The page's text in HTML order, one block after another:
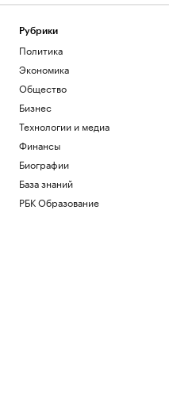
Рубрики
Политика
Экономика
Общество
Бизнес
Технологии и медиа
Финансы
Биографии
База знаний
РБК Образование